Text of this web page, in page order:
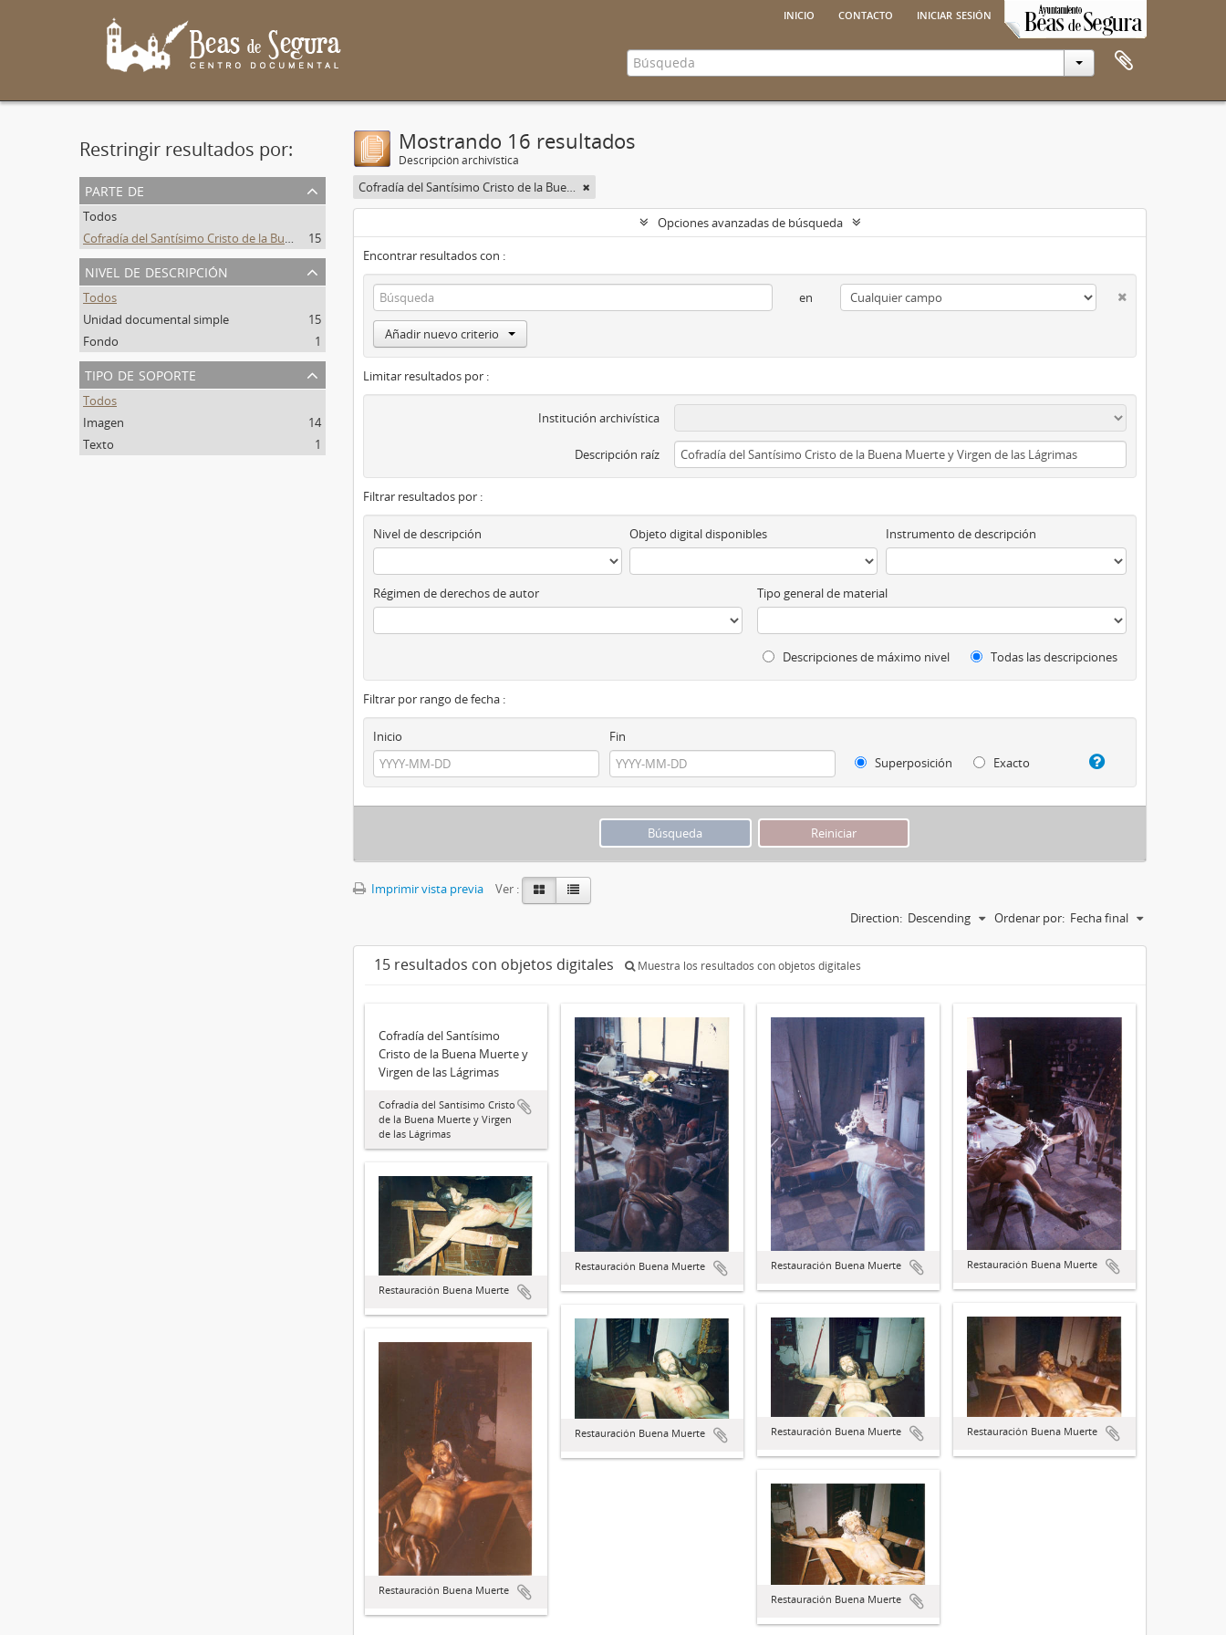
inicio contacto iniciar sesión
Restringir resultados por:
parte de
Todos
Cofradía del Santísimo Cristo de la Buena Muerte y Virgen de las Lágrimas
15
nivel de descripción
Todos
Unidad documental simple
15
Fondo
1
tipo de soporte
Todos
Imagen
14
Texto
1
Mostrando 16 resultados
Descripción archivística
Cofradía del Santísimo Cristo de la Buena Muerte y Virgen de las Lágrimas
Opciones avanzadas de búsqueda
Encontrar resultados con :
en
Añadir nuevo criterio
Limitar resultados por :
Institución archivística
Descripción raíz
Filtrar resultados por :
Nivel de descripción Objeto digital disponibles Instrumento de descripción
Régimen de derechos de autor Tipo general de material
Descripciones de máximo nivel Todas las descripciones
Filtrar por rango de fecha :
Inicio
Fin
Superposición
Exacto
Imprimir vista previa
Ver :
Ordenar por: Fecha final
Direction: Descending
15 resultados con objetos digitales Muestra los resultados con objetos digitales
Cofradía del Santísimo
Cristo de la Buena Muerte y
Virgen de las Lágrimas
Cofradía del Santísimo Cristo
de la Buena Muerte y Virgen
de las Lágrimas
Restauración Buena Muerte Restauración Buena Muerte
Restauración Buena Muerte
Restauración Buena Muerte
Restauración Buena Muerte
Restauración Buena Muerte
Restauración Buena Muerte
Restauración Buena Muerte
Restauración Buena Muerte